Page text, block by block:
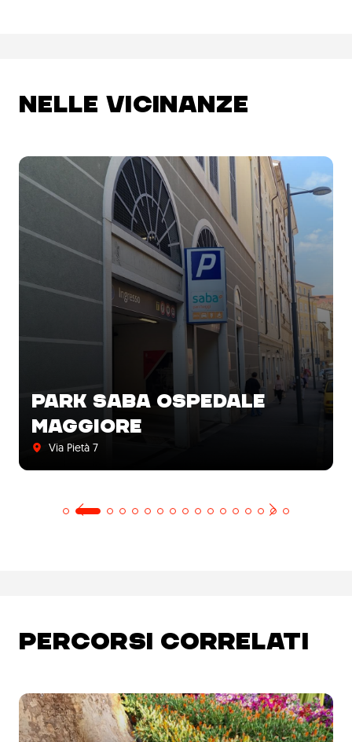
NELLE VICINANZE
PARK SABA OSPEDALE
MAGGIORE
Via Pietà 7
PERCORSI CORRELATI